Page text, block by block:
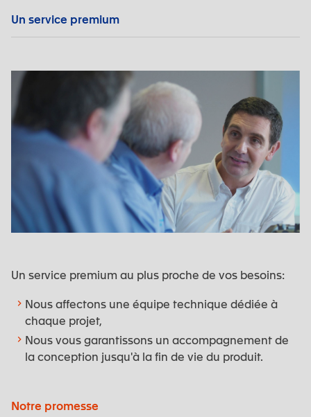
Un service premium
Un service premium au plus proche de vos besoins:
Nous affectons une équipe technique dédiée à
chaque projet,
Nous vous garantissons un accompagnement de
la conception jusqu'à la fin de vie du produit.
Notre promesse